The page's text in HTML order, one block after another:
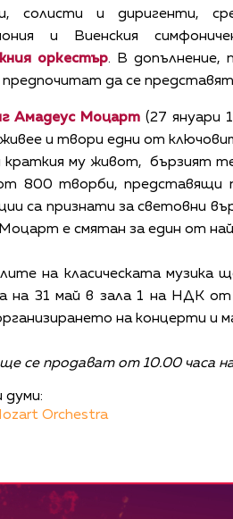
солисти и диригенти,
и Виенския
оркестър. В допълнение,
да се представят
Амадеус Моцарт (27 януари
и твори едни от
краткия му живот, бързият
800 творби, представящи
са признати за световни
е смятан за един от
на класическата музика
на 31 май в зала 1 на НДК
на концерти и
се продават от 10.00 часа
думи:
Orchestra